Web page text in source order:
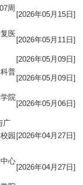
周
[2026年05月15日]
医
[2026年05月11日]
[2026年05月09日]
普
[2026年05月09日]
院
[2026年05月06日]
广
园[2026年04月27日]
心
[2026年04月27日]